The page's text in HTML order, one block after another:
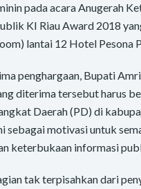
pada acara Anugerah
KI Riau Award 2018
lantai 12 Hotel Pesona
penghargaan, Bupati
diterima tersebut harus
Daerah (PD) di
sebagai motivasi untuk
keterbukaan informasi
tak terpisahkan dari